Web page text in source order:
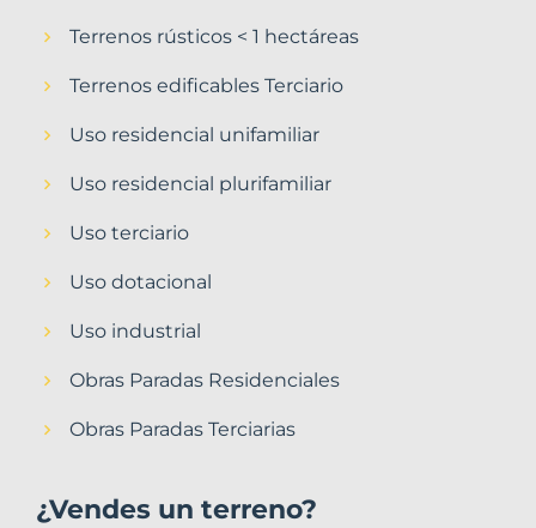
Terrenos rústicos < 1 hectáreas
Terrenos edificables Terciario
Uso residencial unifamiliar
Uso residencial plurifamiliar
Uso terciario
Uso dotacional
Uso industrial
Obras Paradas Residenciales
Obras Paradas Terciarias
¿Vendes un terreno?